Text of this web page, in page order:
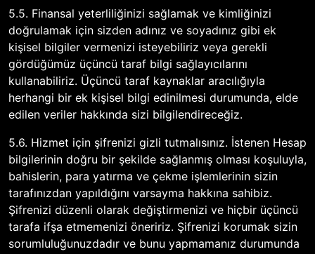
5.5. Finansal yeterliliğinizi sağlamak ve kimliğinizi
doğrulamak için sizden adınız ve soyadınız gibi ek
kişisel bilgiler vermenizi isteyebiliriz veya gerekli
gördüğümüz üçüncü taraf bilgi sağlayıcılarını
kullanabiliriz. Üçüncü taraf kaynaklar aracılığıyla
herhangi bir ek kişisel bilgi edinilmesi durumunda, elde
edilen veriler hakkında sizi bilgilendireceğiz.
5.6. Hizmet için şifrenizi gizli tutmalısınız. İstenen Hesap
bilgilerinin doğru bir şekilde sağlanmış olması koşuluyla,
bahislerin, para yatırma ve çekme işlemlerinin sizin
tarafınızdan yapıldığını varsayma hakkına sahibiz.
Şifrenizi düzenli olarak değiştirmenizi ve hiçbir üçüncü
tarafa ifşa etmemenizi öneririz. Şifrenizi korumak sizin
sorumluluğunuzdadır ve bunu yapmamanız durumunda